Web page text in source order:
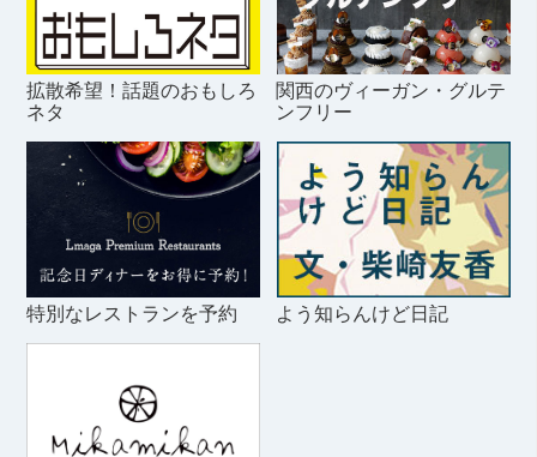
拡散希望！話題のおもしろ
ネタ
関西のヴィーガン・グルテ
ンフリー
特別なレストランを予約 よう知らんけど日記